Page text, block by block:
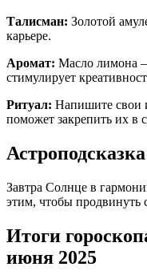
Талисман: Золотой
карьере.
Аромат: Масло лимона
стимулирует
Ритуал: Напишите свои
поможет закрепить их в
Завтра Солнце в
этим, чтобы продвинуть
Итоги
июня 2025